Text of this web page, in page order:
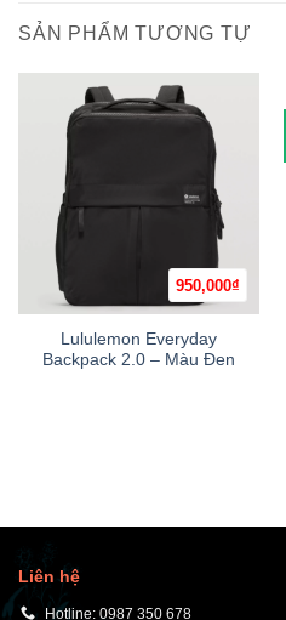
SẢN PHẨM TƯƠNG TỰ
950,000₫
Lululemon Everyday
Backpack 2.0 – Màu Đen
Liên hệ
Hotline: 0987 350 678